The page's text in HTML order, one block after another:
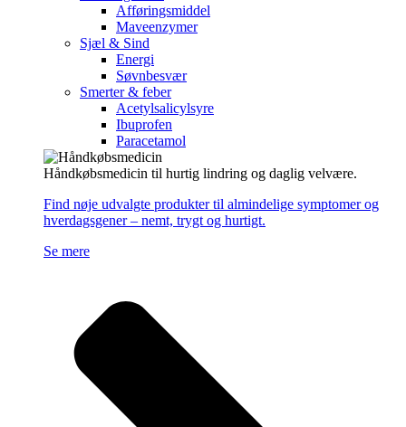
Afføringsmiddel
Maveenzymer
Sjæl & Sind
Energi
Søvnbesvær
Smerter & feber
Acetylsalicylsyre
Ibuprofen
Paracetamol
Håndkøbsmedicin til hurtig lindring og daglig velvære.
Find nøje udvalgte produkter til almindelige symptomer og
hverdagsgener – nemt, trygt og hurtigt.
Se mere